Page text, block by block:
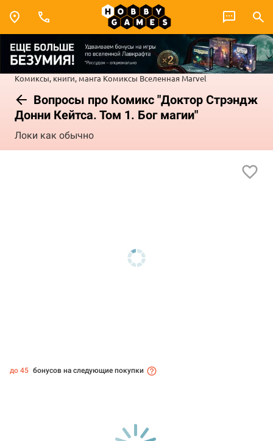
Комиксы, книги, манга Комиксы Вселенная Marvel
Вопросы про Комикс "Доктор Стрэндж
Донни Кейтса. Том 1. Бог магии"
Локи как обычно
до 45 бонусов на следующие покупки